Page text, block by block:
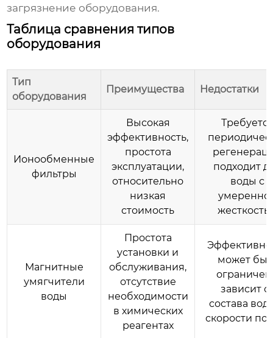
загрязнение оборудования.
Таблица сравнения типов
оборудования
Тип
оборудования
Преимущества Недостатки
Ионообменные
фильтры
Высокая
эффективность,
простота
эксплуатации,
относительно
низкая
стоимость
подходит
воды с
Магнитные
умягчители
воды
Простота
установки и
обслуживания,
отсутствие
необходимости
в химических
реагентах
может
зависит
состава
скорости